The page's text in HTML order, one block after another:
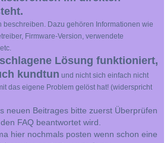
beschreiben. Dazu gehören Informationen wie
Firmware-Version, verwendete
Lösung funktioniert,
kundtun und nicht sich einfach nicht
das eigene Problem gelöst hat! (widerspricht
neuen Beitrages bitte zuerst Überprüfen
FAQ beantwortet wird.
hier nochmals posten wenn schon eine